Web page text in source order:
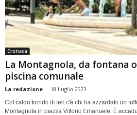
Cronaca
La Montagnola, da fontana
piscina comunale
La redazione - 18 Luglio 2023
Col caldo torrido di ieri c'è chi ha azzardato un
Montagnola in piazza Vittorio Emanuele. È